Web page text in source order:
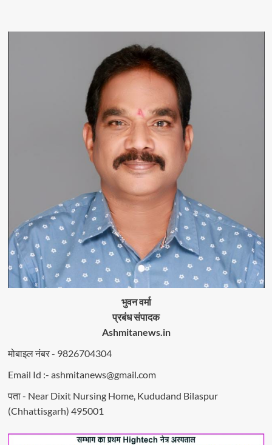
भुवन वर्मा
प्रबंध संपादक
Ashmitanews.in
मोबाइल नंबर - 9826704304
Email Id :- ashmitanews@gmail.com
पता - Near Dixit Nursing Home, Kududand Bilaspur
(Chhattisgarh) 495001